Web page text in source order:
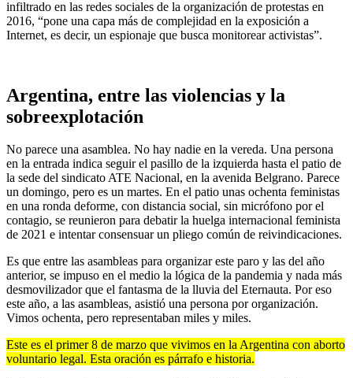
infiltrado en las redes sociales de la organización de protestas en
2016, “pone una capa más de complejidad en la exposición a
Internet, es decir, un espionaje que busca monitorear activistas”.
Argentina, entre las violencias y la
sobreexplotación
No parece una asamblea. No hay nadie en la vereda. Una persona
en la entrada indica seguir el pasillo de la izquierda hasta el patio de
la sede del sindicato ATE Nacional, en la avenida Belgrano. Parece
un domingo, pero es un martes. En el patio unas ochenta feministas
en una ronda deforme, con distancia social, sin micrófono por el
contagio, se reunieron para debatir la huelga internacional feminista
de 2021 e intentar consensuar un pliego común de reivindicaciones.
Es que entre las asambleas para organizar este paro y las del año
anterior, se impuso en el medio la lógica de la pandemia y nada más
desmovilizador que el fantasma de la lluvia del Eternauta. Por eso
este año, a las asambleas, asistió una persona por organización.
Vimos ochenta, pero representaban miles y miles.
Este es el primer 8 de marzo que vivimos en la Argentina con aborto
voluntario legal. Esta oración es párrafo e historia.